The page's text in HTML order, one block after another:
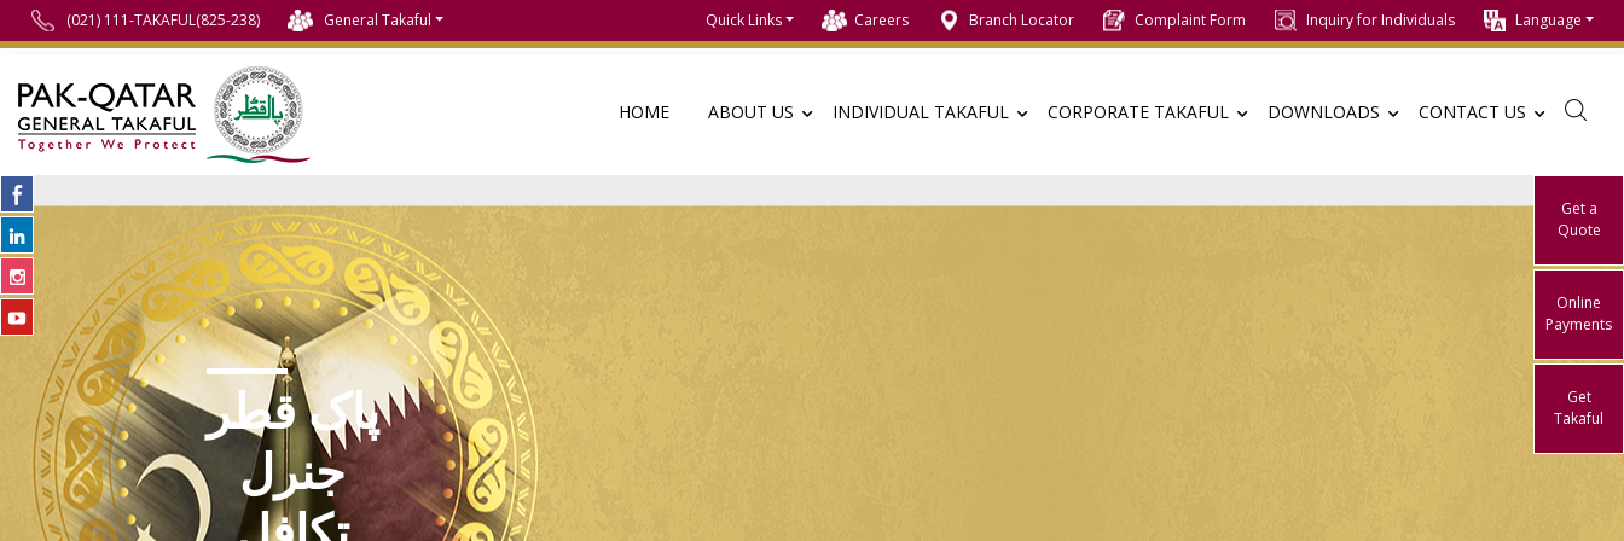
Get a
Quote
Online
Payments
Get
Takaful
(021) 111-TAKAFUL(825-238) General Takaful Quick Links Careers Branch Locator Complaint Form Inquiry for Individuals Language
HOME ABOUT US INDIVIDUAL TAKAFUL CORPORATE TAKAFUL DOWNLOADS CONTACT US
پاک قطر
جنرل